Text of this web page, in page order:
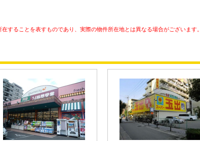
することを表すものであり、実際の物件所在地とは異なる場合がございます。